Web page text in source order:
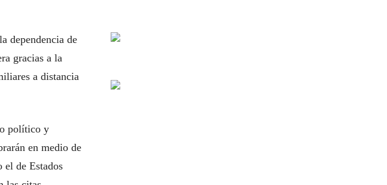
dependencia de
gracias a la
a distancia
político y
en medio de
el de Estados